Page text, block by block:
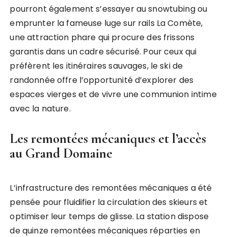
pourront également s’essayer au snowtubing ou
emprunter la fameuse luge sur rails La Comète,
une attraction phare qui procure des frissons
garantis dans un cadre sécurisé. Pour ceux qui
préfèrent les itinéraires sauvages, le ski de
randonnée offre l’opportunité d’explorer des
espaces vierges et de vivre une communion intime
avec la nature.
Les remontées mécaniques et l’accès
au Grand Domaine
L’infrastructure des remontées mécaniques a été
pensée pour fluidifier la circulation des skieurs et
optimiser leur temps de glisse. La station dispose
de quinze remontées mécaniques réparties en